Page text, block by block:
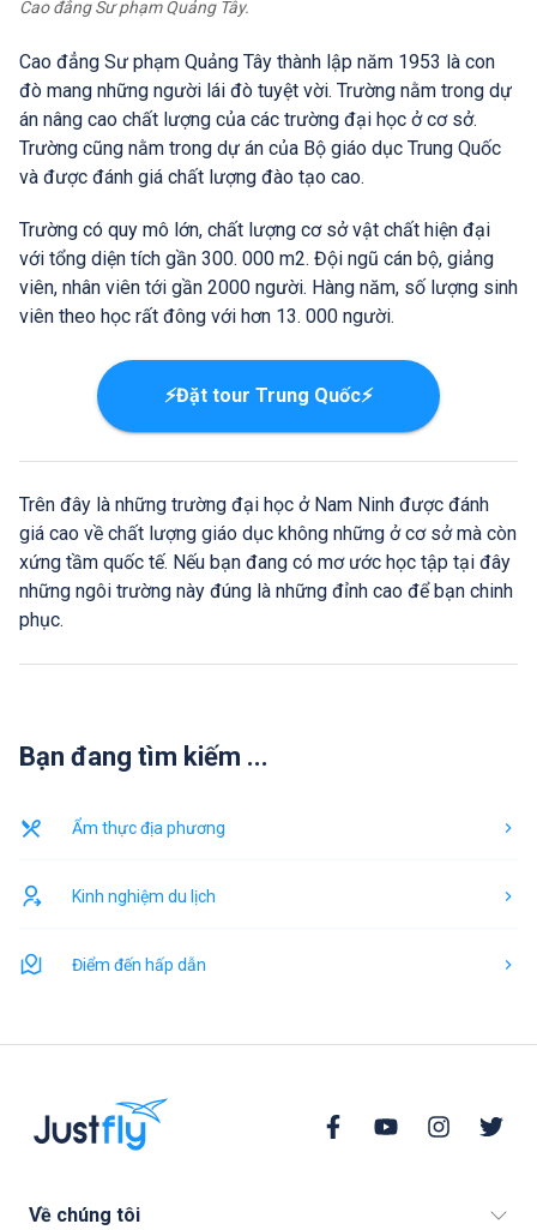
Cao đẳng Sư phạm Quảng Tây.
Cao đẳng Sư phạm Quảng Tây thành lập năm 1953 là con
đò mang những người lái đò tuyệt vời. Trường nằm trong dự
án nâng cao chất lượng của các trường đại học ở cơ sở.
Trường cũng nằm trong dự án của Bộ giáo dục Trung Quốc
và được đánh giá chất lượng đào tạo cao.
Trường có quy mô lớn, chất lượng cơ sở vật chất hiện đại
với tổng diện tích gần 300. 000 m2. Đội ngũ cán bộ, giảng
viên, nhân viên tới gần 2000 người. Hàng năm, số lượng sinh
viên theo học rất đông với hơn 13. 000 người.
⚡Đặt tour Trung Quốc⚡
Trên đây là những trường đại học ở Nam Ninh được đánh
giá cao về chất lượng giáo dục không những ở cơ sở mà còn
xứng tầm quốc tế. Nếu bạn đang có mơ ước học tập tại đây
những ngôi trường này đúng là những đỉnh cao để bạn chinh
phục.
Bạn đang tìm kiếm ...
Ẩm thực địa phương
Kinh nghiệm du lịch
Điểm đến hấp dẫn
Về chúng tôi